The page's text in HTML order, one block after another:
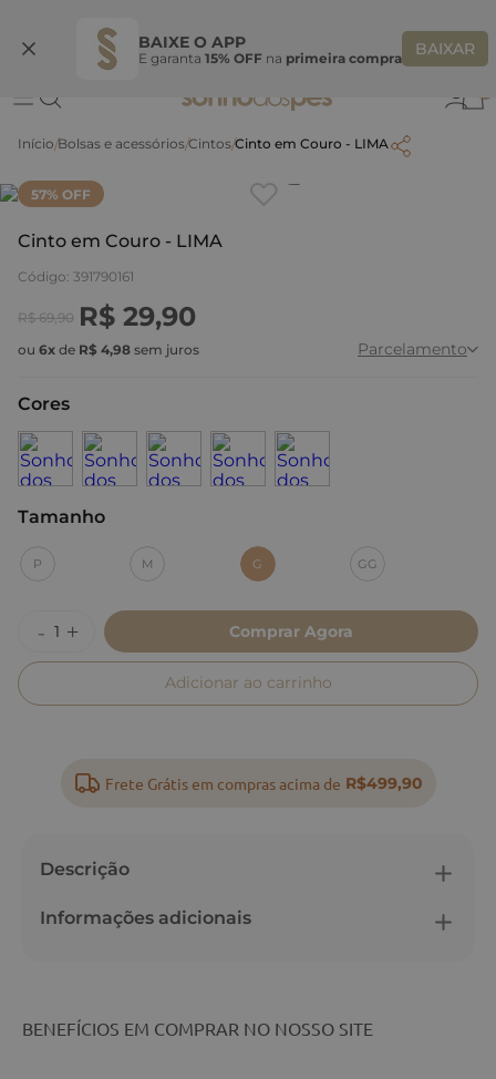
BAIXE O APP
E garanta 15% OFF na primeira compra BAIXAR
Ganhe 10% OFF na coleção utilizando o código do seu vendedor*
Bolsas e acessórios Cintos Cinto em Couro - LIMA
57% OFF
Cinto em Couro - LIMA
Código: 391790161
R$ 69,90 R$ 29,90
ou 6x de R$ 4,98 sem juros Parcelamento
Cores
Tamanho
G
P M G GG
Comprar Agora
Adicionar ao carrinho
Frete Grátis em compras acima de R$499,90
Descrição
Informações adicionais
BENEFÍCIOS EM COMPRAR NO NOSSO SITE